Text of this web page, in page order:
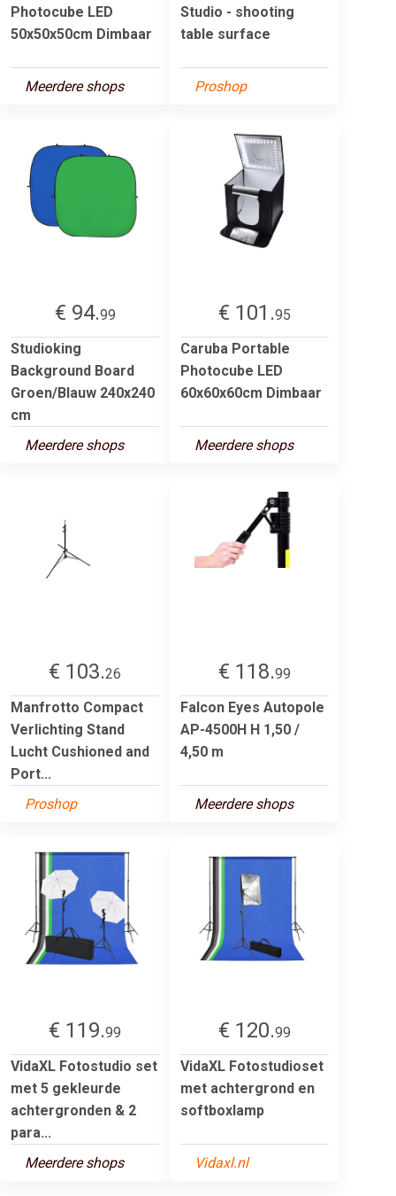
Photocube LED
50x50x50cm Dimbaar
Meerdere shops
Studio - shooting
table surface
Proshop
€ 94.99
Studioking
Background Board
Groen/Blauw 240x240
cm
Meerdere shops
€ 101.95
Caruba Portable
Photocube LED
60x60x60cm Dimbaar
Meerdere shops
€ 103.26
Manfrotto Compact
Verlichting Stand
Lucht Cushioned and
Port...
Proshop
€ 118.99
Falcon Eyes Autopole
AP-4500H H 1,50 /
4,50 m
Meerdere shops
€ 119.99
VidaXL Fotostudio set
met 5 gekleurde
achtergronden & 2
para...
Meerdere shops
€ 120.99
VidaXL Fotostudioset
met achtergrond en
softboxlamp
Vidaxl.nl